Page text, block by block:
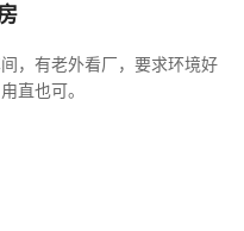
，有老外看厂，要求环境好
直也可。